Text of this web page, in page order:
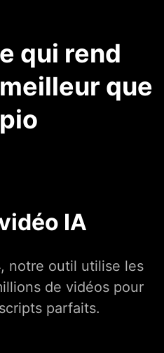
qui rend
que
IA
notre outil utilise les
de vidéos pour
parfaits.